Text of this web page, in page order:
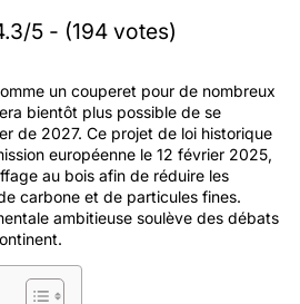
5 - (194 votes)
un couperet pour de nombreux
bientôt plus possible de se
de 2027. Ce projet de loi historique
européenne le 12 février 2025,
au bois afin de réduire les
carbone et de particules fines.
ambitieuse soulève des débats